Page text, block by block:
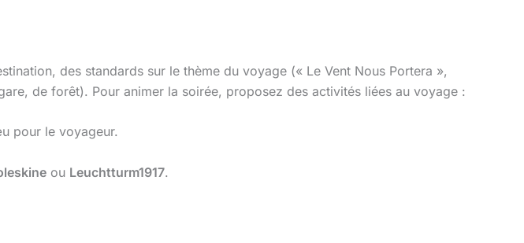
des standards sur le thème du voyage (« Le Vent Nous Portera »,
de forêt). Pour animer la soirée, proposez des activités liées au voyage :
pour le voyageur.
ou Leuchtturm1917.